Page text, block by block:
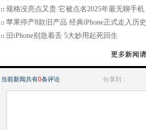
规格没亮点又贵 它被点名2025年最无聊手机
苹果停产8款旧产品 经典iPhone正式走入历史
旧iPhone别急着丢 5大妙用起死回生
当前新闻共有0条评论 分享到：